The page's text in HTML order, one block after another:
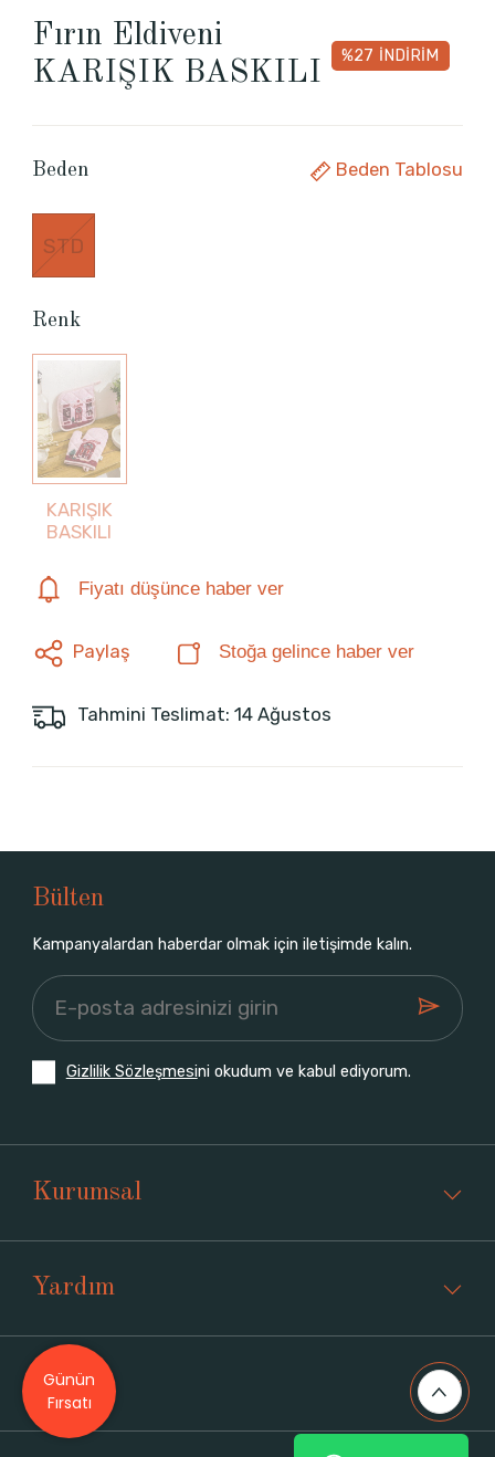
Fırın Eldiveni
KARIŞIK BASKILI
%27 İNDİRİM
Beden Beden Tablosu
STD
Renk
KARIŞIK
BASKILI
Fiyatı düşünce haber ver
Paylaş Stoğa gelince haber ver
Tahmini Teslimat: 14 Ağustos
Bülten
Kampanyalardan haberdar olmak için iletişimde kalın.
Gizlilik Sözleşmesini okudum ve kabul ediyorum.
Kurumsal
Yardım
Üyelik
Günün
Fırsatı